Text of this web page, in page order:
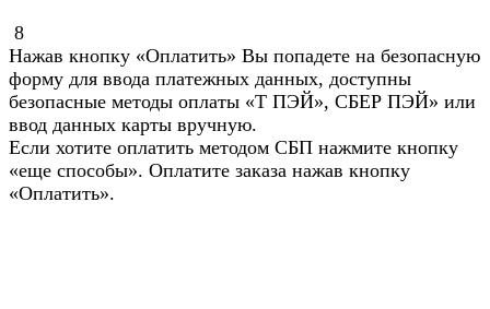
8
Нажав кнопку «Оплатить» Вы попадете на безопасную
форму для ввода платежных данных, доступны
безопасные методы оплаты «Т ПЭЙ», СБЕР ПЭЙ» или
ввод данных карты вручную.
Если хотите оплатить методом СБП нажмите кнопку
«еще способы». Оплатите заказа нажав кнопку
«Оплатить».